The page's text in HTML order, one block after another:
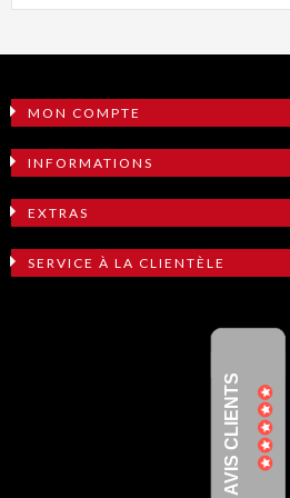
MON COMPTE
INFORMATIONS
EXTRAS
SERVICE À LA CLIENTÈLE
AVIS CLIENTS